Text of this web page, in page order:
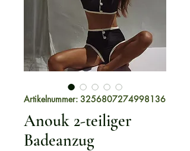
Artikelnummer: 3256807274998136
Anouk 2-teiliger
Badeanzug